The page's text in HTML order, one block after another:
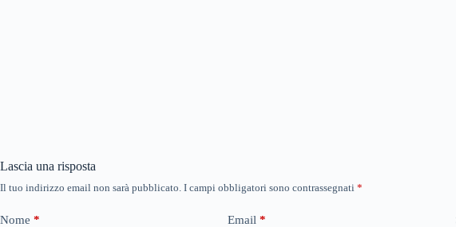
Lascia una risposta
Il tuo indirizzo email non sarà pubblicato. I campi obbligatori sono contrassegnati *
Nome * Email *